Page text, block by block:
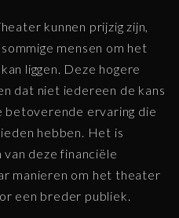
kunnen prijzig zijn,
mensen om het
liggen. Deze hogere
dat niet iedereen de kans
betoverende ervaring die
hebben. Het is
deze financiële
manieren om het theater
een breder publiek.